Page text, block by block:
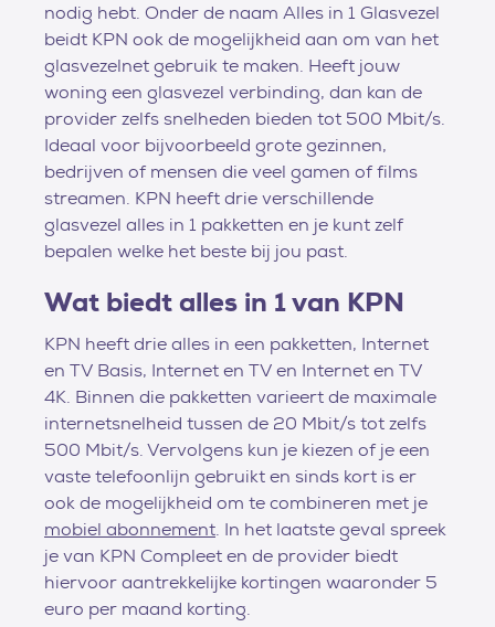
nodig hebt. Onder de naam Alles in 1 Glasvezel
beidt KPN ook de mogelijkheid aan om van het
glasvezelnet gebruik te maken. Heeft jouw
woning een glasvezel verbinding, dan kan de
provider zelfs snelheden bieden tot 500 Mbit/s.
Ideaal voor bijvoorbeeld grote gezinnen,
bedrijven of mensen die veel gamen of films
streamen. KPN heeft drie verschillende
glasvezel alles in 1 pakketten en je kunt zelf
bepalen welke het beste bij jou past.
Wat biedt alles in 1 van KPN
KPN heeft drie alles in een pakketten, Internet
en TV Basis, Internet en TV en Internet en TV
4K. Binnen die pakketten varieert de maximale
internetsnelheid tussen de 20 Mbit/s tot zelfs
500 Mbit/s. Vervolgens kun je kiezen of je een
vaste telefoonlijn gebruikt en sinds kort is er
ook de mogelijkheid om te combineren met je
mobiel abonnement. In het laatste geval spreek
je van KPN Compleet en de provider biedt
hiervoor aantrekkelijke kortingen waaronder 5
euro per maand korting.